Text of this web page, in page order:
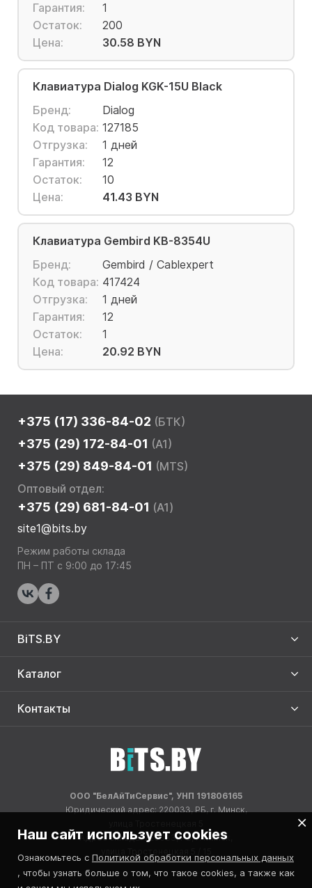
Гарантия:
1
Остаток:
200
Цена:
30.58 BYN
Клавиатура Dialog KGK-15U Black
Бренд:
Dialog
Код товара: 127185
Отгрузка:
1 дней
Гарантия:
12
Остаток:
10
Цена:
41.43 BYN
Клавиатура Gembird KB-8354U
Бренд:
Gembird / Cablexpert
Код товара: 417424
Отгрузка:
1 дней
Гарантия:
12
Остаток:
1
Цена:
20.92 BYN
+375 (17) 336-84-02 (БТК)
+375 (29) 172-84-01 (A1)
+375 (29) 849-84-01 (MTS)
Оптовый отдел:
+375 (29) 681-84-01 (A1)
site1@bits.by
Режим работы склада
ПН – ПТ с 9:00 до 17:45
BiTS.BY
Каталог
Контакты
ООО "БелАйТиСервис", УНП 191806165
Юридический адрес: 220033, РБ, г. Минск,
Адрес склада: 220033, РБ, г. Минск,
улица Тростенецкая 5 / 15
Наш сайт использует cookies
Ознакомьтесь с Политикой обработки персональных данных
, чтобы узнать больше о том, что такое cookies, а также как